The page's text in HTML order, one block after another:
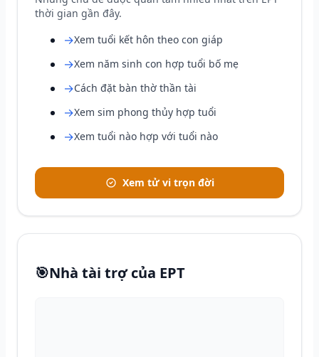
thời gian gần đây.
→Xem tuổi kết hôn theo con giáp
→Xem năm sinh con hợp tuổi bố mẹ
→Cách đặt bàn thờ thần tài
→Xem sim phong thủy hợp tuổi
→Xem tuổi nào hợp với tuổi nào
Xem tử vi trọn đời
🎯Nhà tài trợ của EPT